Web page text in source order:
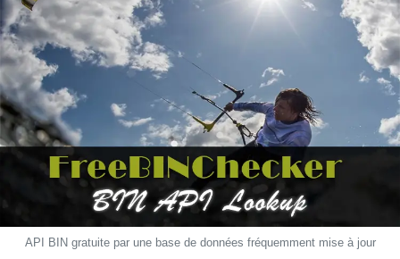
Checker
v2
BIN
CC
Generator
from
Banks
Card
Validator
API BIN gratuite par une base de données fréquemment mise à jour